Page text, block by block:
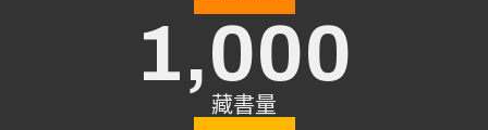
藏書量
1,000